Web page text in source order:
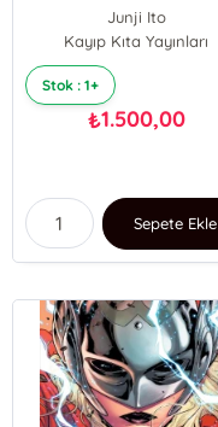
Junji Ito
Kayıp Kıta Yayınları
Stok : 1+
₺1.500,00
Sepete Ekle